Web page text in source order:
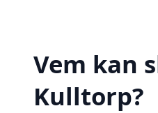
Vem kan
Kulltorp?